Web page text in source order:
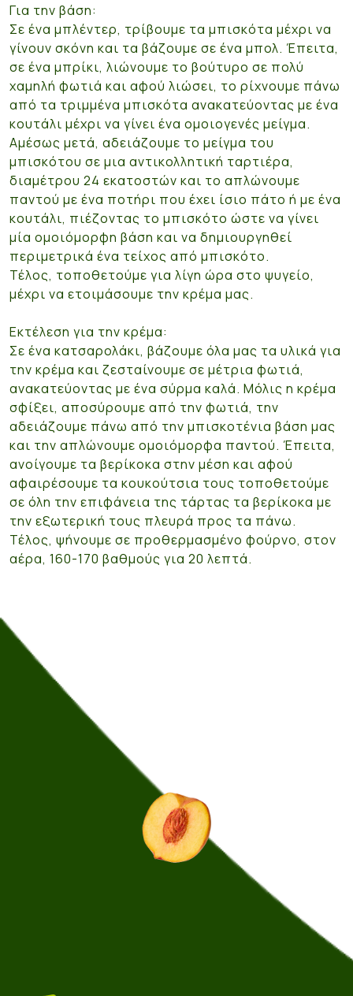
Για την βάση:
Σε ένα μπλέντερ, τρίβουμε τα μπισκότα μέχρι να
γίνουν σκόνη και τα βάζουμε σε ένα μπολ. Έπειτα,
σε ένα μπρίκι, λιώνουμε το βούτυρο σε πολύ
χαμηλή φωτιά και αφού λιώσει, το ρίχνουμε πάνω
από τα τριμμένα μπισκότα ανακατεύοντας με ένα
κουτάλι μέχρι να γίνει ένα ομοιογενές μείγμα.
Αμέσως μετά, αδειάζουμε το μείγμα του
μπισκότου σε μια αντικολλητική ταρτιέρα,
διαμέτρου 24 εκατοστών και το απλώνουμε
παντού με ένα ποτήρι που έχει ίσιο πάτο ή με ένα
κουτάλι, πιέζοντας το μπισκότο ώστε να γίνει
μία ομοιόμορφη βάση και να δημιουργηθεί
περιμετρικά ένα τείχος από μπισκότο.
Τέλος, τοποθετούμε για λίγη ώρα στο ψυγείο,
μέχρι να ετοιμάσουμε την κρέμα μας.
Εκτέλεση για την κρέμα:
Σε ένα κατσαρολάκι, βάζουμε όλα μας τα υλικά για
την κρέμα και ζεσταίνουμε σε μέτρια φωτιά,
ανακατεύοντας με ένα σύρμα καλά. Μόλις η κρέμα
σφίξει, αποσύρουμε από την φωτιά, την
αδειάζουμε πάνω από την μπισκοτένια βάση μας
και την απλώνουμε ομοιόμορφα παντού. Έπειτα,
ανοίγουμε τα βερίκοκα στην μέση και αφού
αφαιρέσουμε τα κουκούτσια τους τοποθετούμε
σε όλη την επιφάνεια της τάρτας τα βερίκοκα με
την εξωτερική τους πλευρά προς τα πάνω.
Τέλος, ψήνουμε σε προθερμασμένο φούρνο, στον
αέρα, 160-170 βαθμούς για 20 λεπτά.